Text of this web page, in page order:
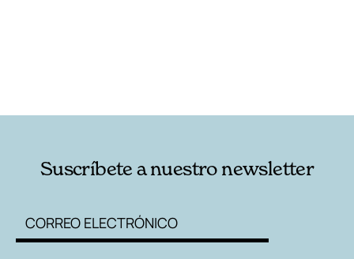
Suscríbete a nuestro newsletter